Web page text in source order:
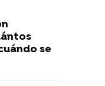
se